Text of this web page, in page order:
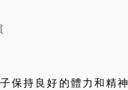
保持良好的體力和精神